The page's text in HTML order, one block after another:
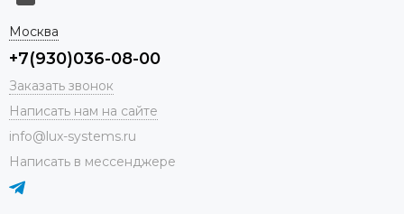
Москва
+7(930)036-08-00
Заказать звонок
Написать нам на сайте
info@lux-systems.ru
Написать в мессенджере